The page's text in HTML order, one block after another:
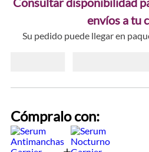
envíos a tu
Su pedido puede llegar en
Cómpralo con: